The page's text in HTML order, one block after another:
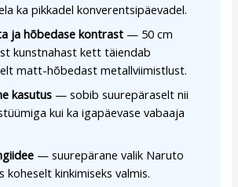
ka pikkadel konverentsipäevadel.
ja hõbedase kontrast — 50 cm
kunstnahast kett täiendab
matt-hõbedast metallviimistlust.
kasutus — sobib suurepäraselt nii
kui ka igapäevase vabaaja
— suurepärane valik Naruto
koheselt kinkimiseks valmis.